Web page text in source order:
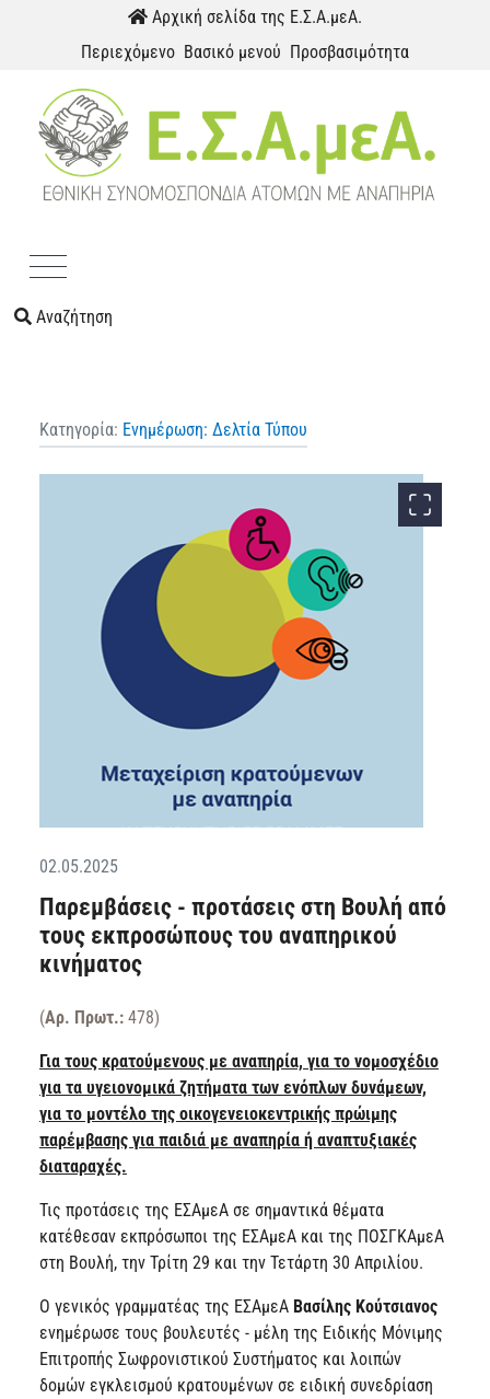
Παράκαμψη προς το περιεχόμενοΑρχική σελίδα της Ε.Σ.Α.μεΑ.
Περιεχόμενο Βασικό μενού Προσβασιμότητα
Αναζήτηση
Κατηγορία: Ενημέρωση: Δελτία Τύπου
02.05.2025
Παρεμβάσεις - προτάσεις στη Βουλή από
τους εκπροσώπους του αναπηρικού
κινήματος
(Αρ. Πρωτ.: 478)
Για τους κρατούμενους με αναπηρία, για το νομοσχέδιο
για τα υγειονομικά ζητήματα των ενόπλων δυνάμεων,
για το μοντέλο της οικογενειοκεντρικής πρώιμης
παρέμβασης για παιδιά με αναπηρία ή αναπτυξιακές
διαταραχές.
Τις προτάσεις της ΕΣΑμεΑ σε σημαντικά θέματα
κατέθεσαν εκπρόσωποι της ΕΣΑμεΑ και της ΠΟΣΓΚΑμεΑ
στη Βουλή, την Τρίτη 29 και την Τετάρτη 30 Απριλίου.
Ο γενικός γραμματέας της ΕΣΑμεΑ Βασίλης Κούτσιανος
ενημέρωσε τους βουλευτές - μέλη της Ειδικής Μόνιμης
Επιτροπής Σωφρονιστικού Συστήματος και λοιπών
δομών εγκλεισμού κρατουμένων σε ειδική συνεδρίαση